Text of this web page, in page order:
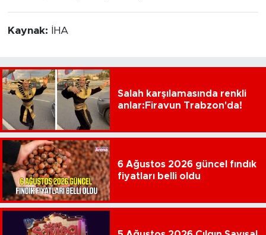
Kaynak: İHA
Salah karşılamasında renkli
anlar:Firavun Trabzon'da!
6 Ağustos 2026 güncel fındık
fiyatları belli oldu